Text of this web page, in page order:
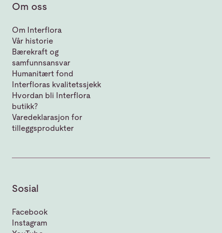
Om oss
Om Interflora
Vår historie
Bærekraft og
samfunnsansvar
Humanitært fond
Interfloras kvalitetssjekk
Hvordan bli Interflora
butikk?
Varedeklarasjon for
tilleggsprodukter
Sosial
Facebook
Instagram